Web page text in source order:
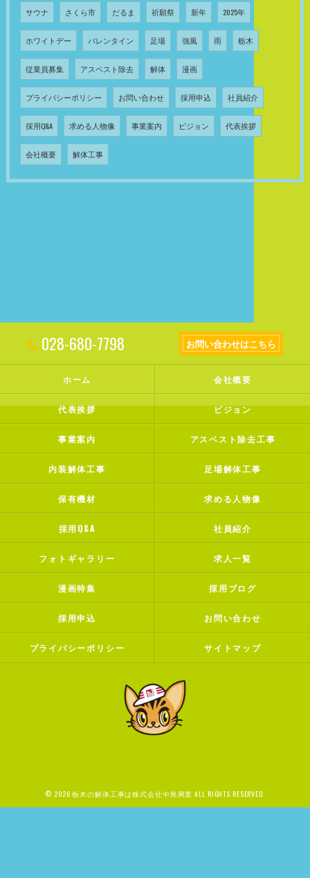
サウナ さくら市 だるま 祈願祭 新年 2025年
ホワイトデー バレンタイン 足場 強風 雨 栃木
従業員募集 アスベスト除去 解体 漫画
プライバシーポリシー お問い合わせ 採用申込 社員紹介
採用Q&A 求める人物像 事業案内 ビジョン 代表挨拶
会社概要 解体工事
028-680-7798 お問い合わせはこちら
ホーム 会社概要
代表挨拶 ビジョン
事業案内 アスベスト除去工事
内装解体工事 足場解体工事
保有機材 求める人物像
採用Q&A 社員紹介
フォトギャラリー 求人一覧
漫画特集 採用ブログ
採用申込 お問い合わせ
プライバシーポリシー サイトマップ
© 2026 栃木の解体工事は株式会社中島興業 ALL RIGHTS RESERVED.